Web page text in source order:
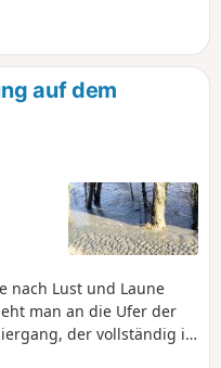
und auf dem Rückweg
auf dem
nach Lust und Laune
man an die Ufer der
der vollständig in